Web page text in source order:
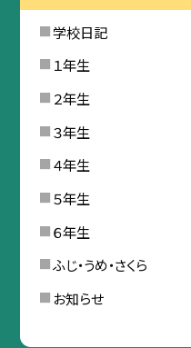
学校日記
１年生
２年生
３年生
４年生
５年生
６年生
ふじ・うめ・さくら
お知らせ